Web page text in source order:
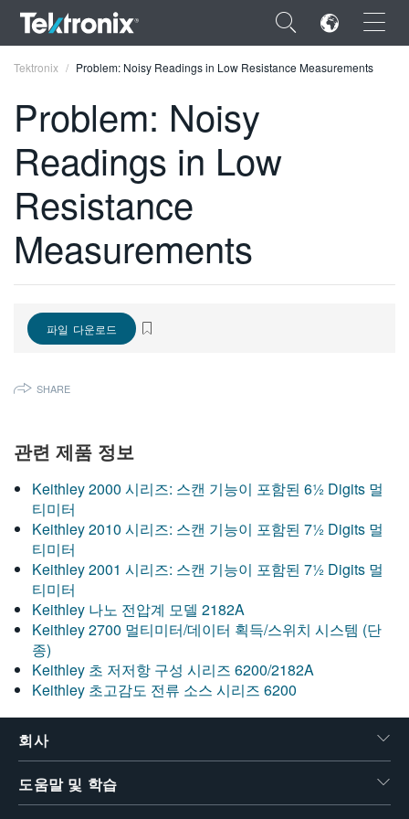
×
ENGLISH
FRANÇAIS
DEUTSCH
VIỆT NAM
한국어
Tektronix Problem: Noisy Readings in Low Resistance Measurements
Problem: Noisy
Readings in Low
Resistance
Measurements
파일 다운로드
SHARE
관련 제품 정보
Keithley 2000 시리즈: 스캔 기능이 포함된 6½ Digits 멀
티미터
Keithley 2010 시리즈: 스캔 기능이 포함된 7½ Digits 멀
티미터
Keithley 2001 시리즈: 스캔 기능이 포함된 7½ Digits 멀
티미터
Keithley 나노 전압계 모델 2182A
Keithley 2700 멀티미터/데이터 획득/스위치 시스템 (단
종)
Keithley 초 저저항 구성 시리즈 6200/2182A
Keithley 초고감도 전류 소스 시리즈 6200
회사
도움말 및 학습